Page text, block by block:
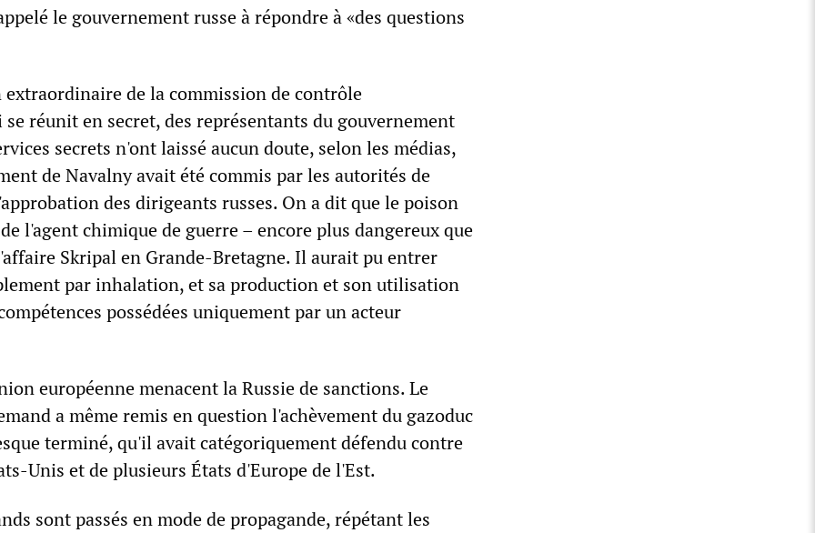
le gouvernement russe à répondre à «des questions
extraordinaire de la commission de contrôle
réunit en secret, des représentants du gouvernement
secrets n'ont laissé aucun doute, selon les médias,
de Navalny avait été commis par les autorités de
des dirigeants russes. On a dit que le poison
l'agent chimique de guerre – encore plus dangereux que
Skripal en Grande-Bretagne. Il aurait pu entrer
par inhalation, et sa production et son utilisation
possédées uniquement par un acteur
européenne menacent la Russie de sanctions. Le
a même remis en question l'achèvement du gazoduc
terminé, qu'il avait catégoriquement défendu contre
Unis et de plusieurs États d'Europe de l'Est.
sont passés en mode de propagande, répétant les